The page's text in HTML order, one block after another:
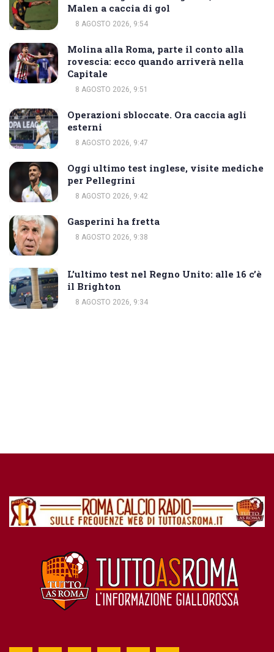
Malen a caccia di gol
8 AGOSTO 2026, 9:54
Molina alla Roma, parte il conto alla
rovescia: ecco quando arriverà nella
Capitale
8 AGOSTO 2026, 9:51
Operazioni sbloccate. Ora caccia agli
esterni
8 AGOSTO 2026, 9:47
Oggi ultimo test inglese, visite mediche
per Pellegrini
8 AGOSTO 2026, 9:42
Gasperini ha fretta
8 AGOSTO 2026, 9:38
L’ultimo test nel Regno Unito: alle 16 c’è
il Brighton
8 AGOSTO 2026, 9:34